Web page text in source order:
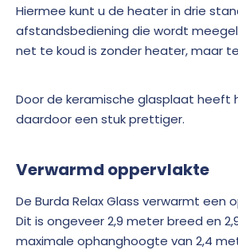
Hiermee kunt u de heater in drie
afstandsbediening die wordt
net te koud is zonder heater, maar
Door de keramische glasplaat
daardoor een stuk prettiger.
Verwarmd oppervlakte
De Burda Relax Glass verwarmt
Dit is ongeveer 2,9 meter breed en
maximale ophanghoogte van 2,4